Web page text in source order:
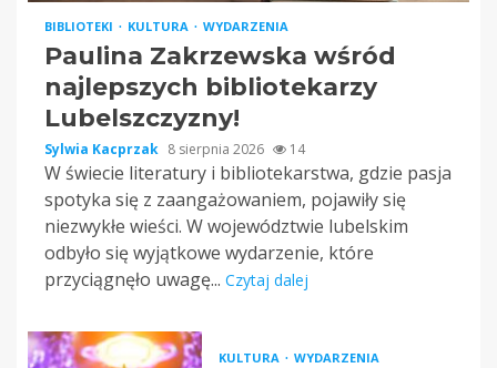
BIBLIOTEKI KULTURA WYDARZENIA
Paulina Zakrzewska wśród
najlepszych bibliotekarzy
Lubelszczyzny!
Sylwia Kacprzak 8 sierpnia 2026 14
W świecie literatury i bibliotekarstwa, gdzie pasja
spotyka się z zaangażowaniem, pojawiły się
niezwykłe wieści. W województwie lubelskim
odbyło się wyjątkowe wydarzenie, które
przyciągnęło uwagę... Czytaj dalej
KULTURA WYDARZENIA